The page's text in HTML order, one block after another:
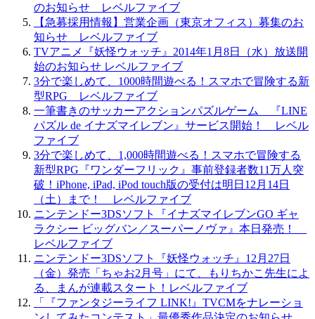
のお知らせ レベルファイブ
【急募採用情報】営業企画（東京オフィス）募集のお
知らせ レベルファイブ
TVアニメ『妖怪ウォッチ』2014年1月8日（水）放送開
始のお知らせ レベルファイブ
3分で楽しめて、1000時間遊べる！スマホで冒険する新
型RPG レベルファイブ
一筆書きのサッカーアクションパズルゲーム 『LINE
パズル de イナズマイレブン』サービス開始！ レベル
ファイブ
3分で楽しめて、1,000時間遊べる！スマホで冒険する
新型RPG『ワンダーフリック』事前登録者数11万人突
破！iPhone, iPad, iPod touch版の受付は明日12月14日
（土）まで！ レベルファイブ
ニンテンドー3DSソフト『イナズマイレブンGO ギャ
ラクシー ビッグバン／スーパーノヴァ』本日発売！
レベルファイブ
ニンテンドー3DSソフト『妖怪ウォッチ』12月27日
（金）発売「ちゃお2月号」にて、もりちかこ先生によ
る、まんが連載スタート！レベルファイブ
「『ファンタジーライフ LINK!』TVCMをナレーショ